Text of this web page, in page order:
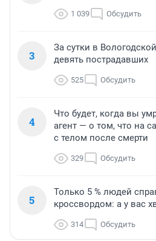
1 039 Обсудить
3
За сутки в
девять пострадавших
525 Обсудить
4
Что будет, когда вы
агент — о том, что на
с телом после смерти
329 Обсудить
5
Только 5 % людей
кроссвордом: а у вас
314 Обсудить